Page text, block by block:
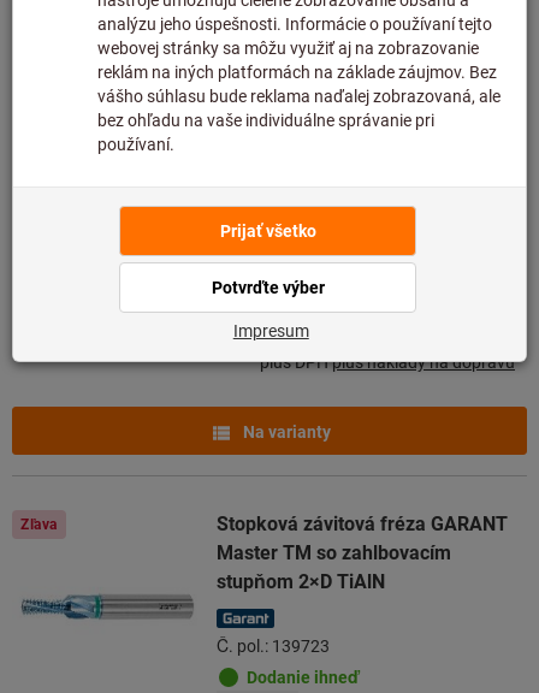
Stopková závitová fréza GARANT
Master TM so zahlbovacím
plus DPHplus náklady na dopravu
Na varianty
Zľava
Stopková závitová fréza GARANT
Master TM so zahlbovacím
stupňom 2×D TiAlN
Č. pol.: 139723
Dodanie ihneď